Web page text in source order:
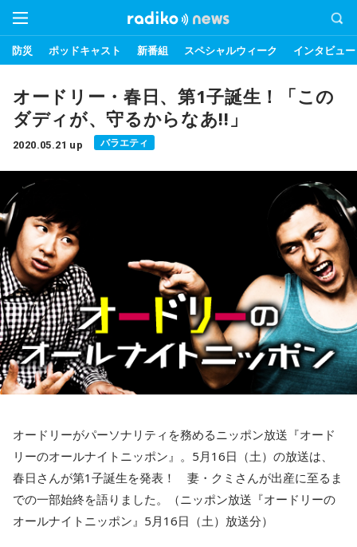
防災 ポッドキャスト 新番組 スペシャルウィーク インタビュー
オードリー・春日、第1子誕生！「この
ダディが、守るからなあ!!」
2020.05.21 up バラエティ
オードリーがパーソナリティを務めるニッポン放送『オード
リーのオールナイトニッポン』。5月16日（土）の放送は、
春日さんが第1子誕生を発表！ 妻・クミさんが出産に至るま
での一部始終を語りました。（ニッポン放送『オードリーの
オールナイトニッポン』5月16日（土）放送分）